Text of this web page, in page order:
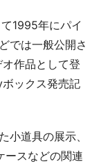
1995年にパイ
では一般公開さ
作品として登
ックス発売記
道具の展示、
ースなどの関連